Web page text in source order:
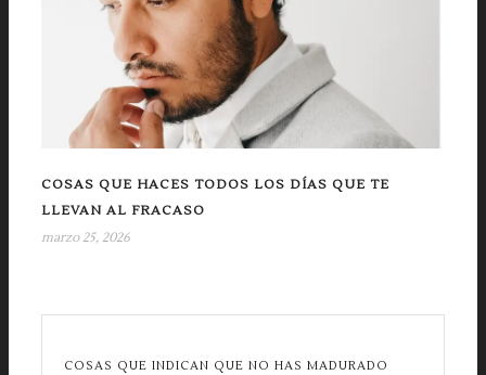
COSAS QUE HACES TODOS LOS DÍAS QUE TE
LLEVAN AL FRACASO
marzo 25, 2026
COSAS QUE INDICAN QUE NO HAS MADURADO